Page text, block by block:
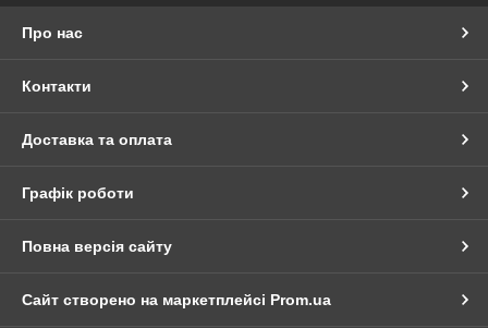
Про нас
Контакти
Доставка та оплата
Графік роботи
Повна версія сайту
Сайт створено на маркетплейсі Prom.ua